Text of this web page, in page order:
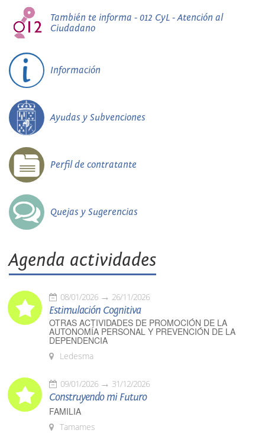
También te informa - 012 CyL - Atención al
Ciudadano
Información
Ayudas y Subvenciones
Perfil de contratante
Quejas y Sugerencias
Agenda actividades
08/01/2026 26/11/2026
Estimulación Cognitiva
OTRAS ACTIVIDADES DE PROMOCIÓN DE LA
AUTONOMÍA PERSONAL Y PREVENCIÓN DE LA
DEPENDENCIA
Ledesma
09/01/2026 31/12/2026
Construyendo mi Futuro
FAMILIA
Tamames